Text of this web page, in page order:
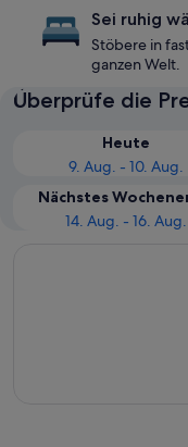
Sei ruhig
Stöbere in
ganzen Welt.
Überprüfe die
Heute
9. Aug. - 10. Aug.
Nächstes
14. Aug. - 16. Aug.